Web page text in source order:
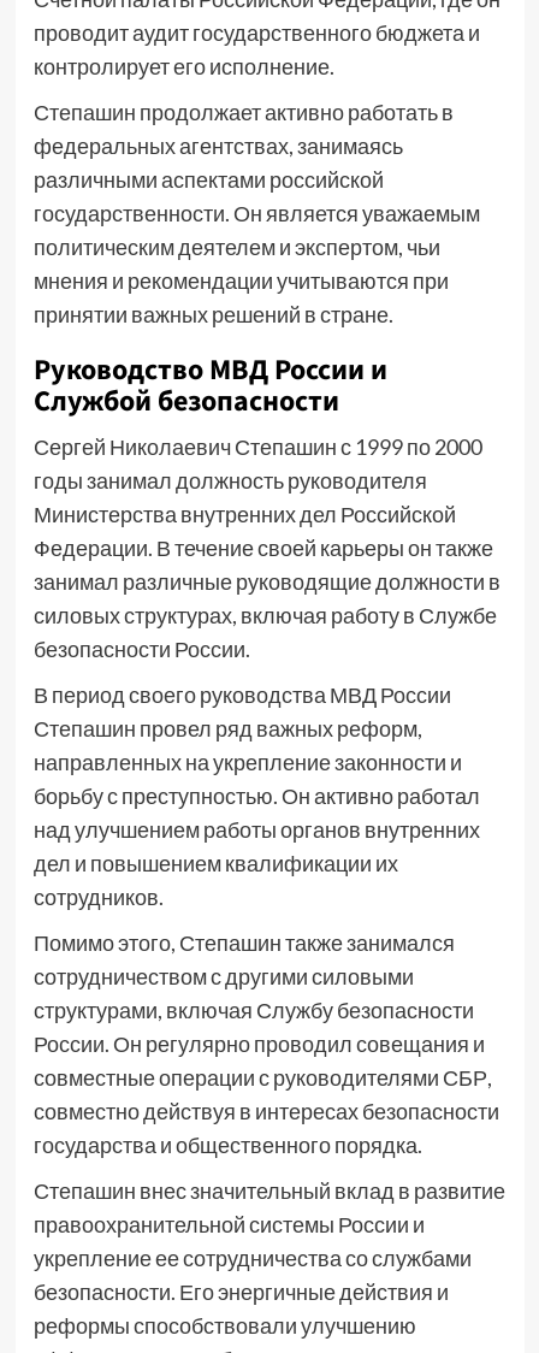
проводит аудит государственного бюджета и
контролирует его исполнение.
Степашин продолжает активно работать в
федеральных агентствах, занимаясь
различными аспектами российской
государственности. Он является уважаемым
политическим деятелем и экспертом, чьи
мнения и рекомендации учитываются при
принятии важных решений в стране.
Руководство МВД России и
Службой безопасности
Сергей Николаевич Степашин с 1999 по 2000
годы занимал должность руководителя
Министерства внутренних дел Российской
Федерации. В течение своей карьеры он также
занимал различные руководящие должности в
силовых структурах, включая работу в Службе
безопасности России.
В период своего руководства МВД России
Степашин провел ряд важных реформ,
направленных на укрепление законности и
борьбу с преступностью. Он активно работал
над улучшением работы органов внутренних
дел и повышением квалификации их
сотрудников.
Помимо этого, Степашин также занимался
сотрудничеством с другими силовыми
структурами, включая Службу безопасности
России. Он регулярно проводил совещания и
совместные операции с руководителями СБР,
совместно действуя в интересах безопасности
государства и общественного порядка.
Степашин внес значительный вклад в развитие
правоохранительной системы России и
укрепление ее сотрудничества со службами
безопасности. Его энергичные действия и
реформы способствовали улучшению